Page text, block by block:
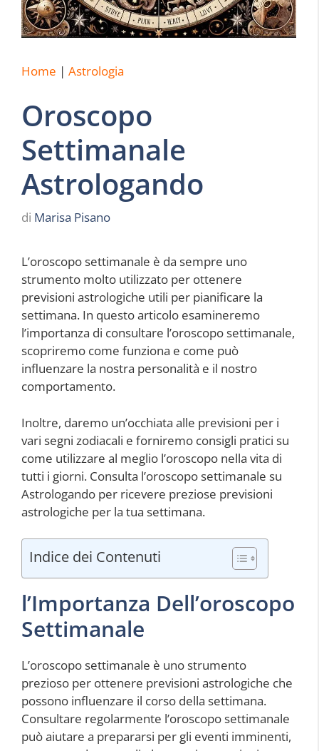
Home | Astrologia
Oroscopo
Settimanale
Astrologando
di Marisa Pisano
L’oroscopo settimanale è da sempre uno
strumento molto utilizzato per ottenere
previsioni astrologiche utili per pianificare la
settimana. In questo articolo esamineremo
l’importanza di consultare l’oroscopo settimanale,
scopriremo come funziona e come può
influenzare la nostra personalità e il nostro
comportamento.
Inoltre, daremo un’occhiata alle previsioni per i
vari segni zodiacali e forniremo consigli pratici su
come utilizzare al meglio l’oroscopo nella vita di
tutti i giorni. Consulta l’oroscopo settimanale su
Astrologando per ricevere preziose previsioni
astrologiche per la tua settimana.
Indice dei Contenuti
l’Importanza Dell’oroscopo
Settimanale
L’oroscopo settimanale è uno strumento
prezioso per ottenere previsioni astrologiche che
possono influenzare il corso della settimana.
Consultare regolarmente l’oroscopo settimanale
può aiutare a prepararsi per gli eventi imminenti,